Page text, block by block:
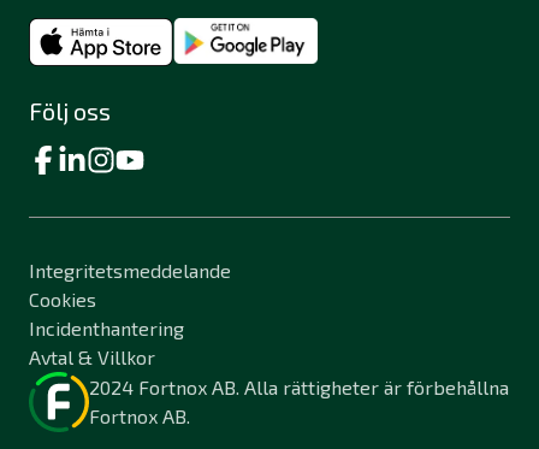
Följ oss
Integritetsmeddelande
Cookies
Incidenthantering
Avtal & Villkor
2024 Fortnox AB. Alla rättigheter är förbehållna
Fortnox AB.